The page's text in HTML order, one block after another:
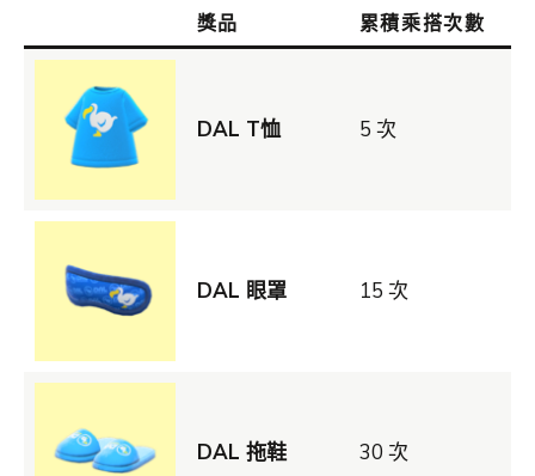
獎品 累積乘搭次數
DAL T恤 5 次
DAL 眼罩 15 次
DAL 拖鞋 30 次